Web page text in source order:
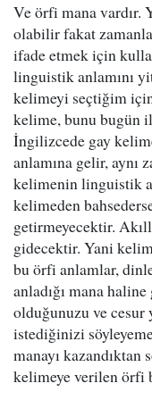
Ve örfi mana vardır.
olabilir fakat
ifade etmek için
linguistik anlamını
kelimeyi seçtiğim
kelime, bunu bugün
İngilizcede gay
anlamına gelir, aynı
kelimenin linguistik
kelimeden
getirmeyecektir.
gidecektir. Yani
bu örfi anlamlar,
anladığı mana
olduğunuzu ve
istediğinizi
manayı kazandıktan
kelimeye verilen örfi